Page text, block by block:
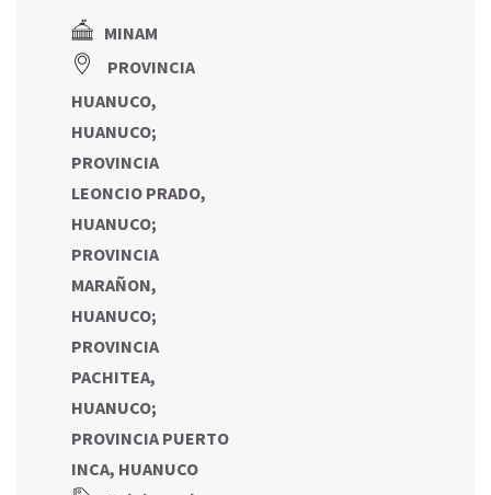
MINAM
PROVINCIA
HUANUCO,
HUANUCO;
PROVINCIA
LEONCIO PRADO,
HUANUCO;
PROVINCIA
MARAÑON,
HUANUCO;
PROVINCIA
PACHITEA,
HUANUCO;
PROVINCIA PUERTO
INCA, HUANUCO